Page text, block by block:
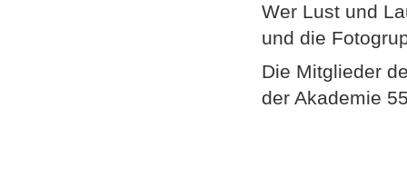
Wer Lust und
und die
Die Mitglieder
der Akademie